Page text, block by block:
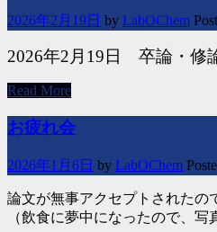
2026年2月19日 by LabOChem
2026年2月19日 卒論・修
Read More
お疲れ会
2026年1月6日 by LabOChem
論文が無事アクセプトされたの
（飲食に夢中になったので、